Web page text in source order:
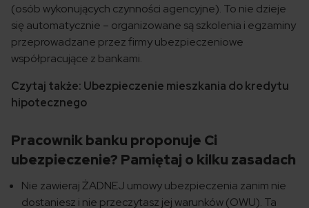
(osób wykonujących czynności agencyjne). To nie dzieje
się automatycznie – organizowane są szkolenia i egzaminy
przeprowadzane przez firmy ubezpieczeniowe
współpracujące z bankami.
Czytaj także: Ubezpieczenie mieszkania do kredytu
hipotecznego
Pracownik banku proponuje Ci
ubezpieczenie? Pamiętaj o kilku zasadach
Nie zawieraj ŻADNEJ umowy ubezpieczenia zanim nie
dostaniesz i nie przeczytasz jej warunków (OWU). Ta